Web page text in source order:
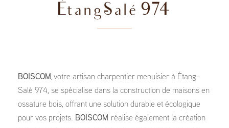
Étang-Salé 974
BOISCOM, votre artisan charpentier menuisier à Étang-
Salé 974, se spécialise dans la construction de maisons en
ossature bois, offrant une solution durable et écologique
pour vos projets. BOISCOM réalise également la création